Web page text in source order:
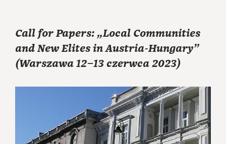
Call for Papers: „Local Communities
and New Elites in Austria-Hungary”
(Warszawa 12–13 czerwca 2023)